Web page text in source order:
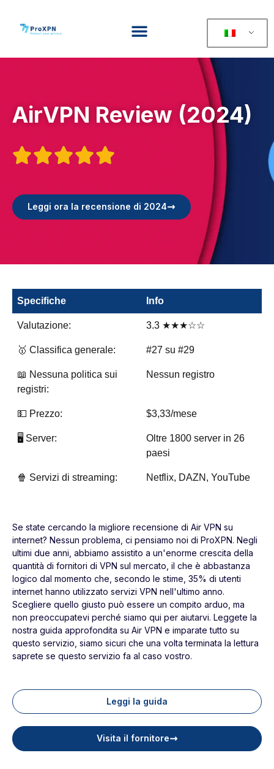
AirVPN Review (2024)

Leggi ora la recensione di 2024
Specifiche Info
Valutazione: 3.3 ★★★☆☆
🥇 Classifica generale: #27 su #29
📖 Nessuna politica sui
registri:
Nessun registro
💵 Prezzo: $3,33/mese
🖥️ Server:
Oltre 1800 server in 26
paesi
🍿 Servizi di streaming: Netflix, DAZN, YouTube
Se state cercando la migliore recensione di Air VPN su
internet? Nessun problema, ci pensiamo noi di ProXPN. Negli
ultimi due anni, abbiamo assistito a un'enorme crescita della
quantità di fornitori di VPN sul mercato, il che è abbastanza
logico dal momento che, secondo le stime, 35% di utenti
internet hanno utilizzato servizi VPN nell'ultimo anno.
Scegliere quello giusto può essere un compito arduo, ma
non preoccupatevi perché siamo qui per aiutarvi. Leggete la
nostra guida approfondita su Air VPN e imparate tutto su
questo servizio, siamo sicuri che una volta terminata la lettura
saprete se questo servizio fa al caso vostro.
Leggi la guida
Visita il fornitore